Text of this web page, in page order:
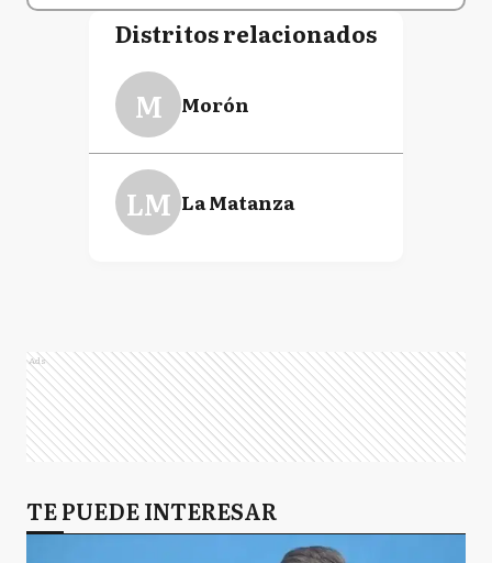
Distritos relacionados
M Morón
LM La Matanza
Ads
TE PUEDE INTERESAR